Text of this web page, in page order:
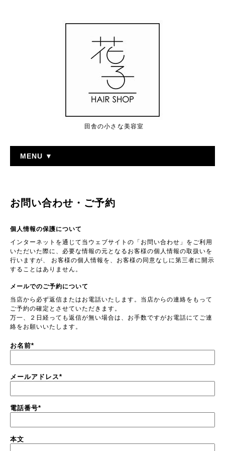
田舎の小さな美容室
MENU ▼
お問い合わせ・ご予約
個人情報の保護について
インターネットを通じて当ウェブサイトの「お問い合わせ」をご利用
いただいた際に、必要な情報の元となるお客様の個人情報の取扱いを
行いますが、 お客様の個人情報を、お客様の同意なしに第三者に開示
することはありません。
メールでのご予約について
当店から必ず返信またはお電話いたします。当店からの連絡をもって
ご予約の確定とさせていただきます。
万一、２日経っても返信が無い場合は、お手数ですがお電話にてご連
絡をお願いいたします。
お名前*
メールアドレス*
電話番号*
本文